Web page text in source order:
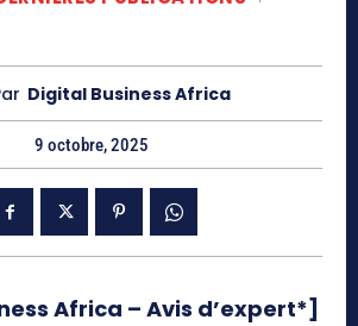
Digital Business Africa
9 octobre, 2025
Africa – Avis d’expert*]